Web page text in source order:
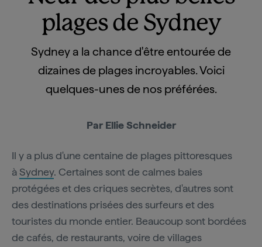
plages de Sydney
Sydney a la chance d'être entourée de
dizaines de plages incroyables. Voici
quelques-unes de nos préférées.
Par Ellie Schneider
Il y a plus d'une centaine de plages pittoresques
àSydney. Certaines sont de calmes baies
protégées et des criques secrètes, d'autres sont
des destinations prisées des surfeurs et des
touristes du monde entier. Beaucoup sont bordées
de cafés, de restaurants, voire de villages